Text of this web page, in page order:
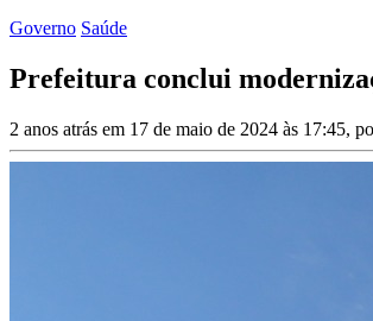
Governo Saúde
Prefeitura conclui
2 anos atrás em 17 de maio de 2024 às 17:45,